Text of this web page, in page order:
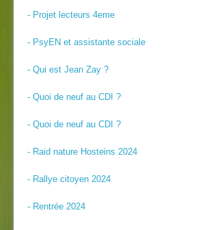
- Projet lecteurs 4eme
- PsyEN et assistante sociale
- Qui est Jean Zay ?
- Quoi de neuf au CDI ?
- Quoi de neuf au CDI ?
- Raid nature Hosteins 2024
- Rallye citoyen 2024
- Rentrée 2024